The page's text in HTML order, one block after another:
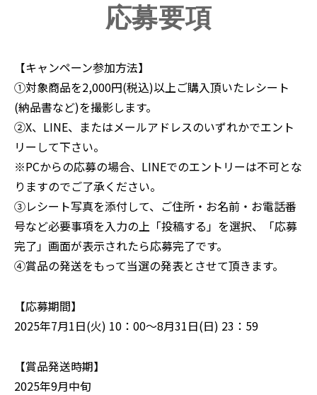
応募要項
【キャンペーン参加方法】
①対象商品を2,000円(税込)以上ご購入頂いたレシート
(納品書など)を撮影します。
②X、LINE、またはメールアドレスのいずれかでエント
リーして下さい。
※PCからの応募の場合、LINEでのエントリーは不可とな
りますのでご了承ください。
③レシート写真を添付して、ご住所・お名前・お電話番
号など必要事項を入力の上「投稿する」を選択、「応募
完了」画面が表示されたら応募完了です。
④賞品の発送をもって当選の発表とさせて頂きます。
【応募期間】
2025年7月1日(火) 10：00〜8月31日(日) 23：59
【賞品発送時期】
2025年9月中旬